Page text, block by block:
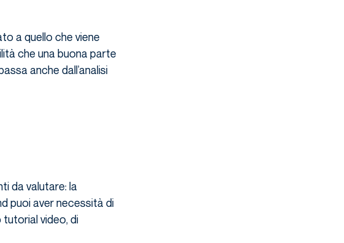
a quello che viene
che una buona parte
anche dall’analisi
da valutare: la
puoi aver necessità di
video, di